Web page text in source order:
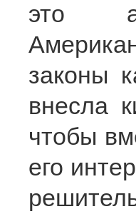
это
законы
внесла
чтобы
его